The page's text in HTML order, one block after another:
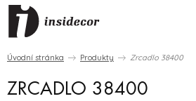
Úvodní stránka Produkty Zrcadlo 38400
ZRCADLO 38400